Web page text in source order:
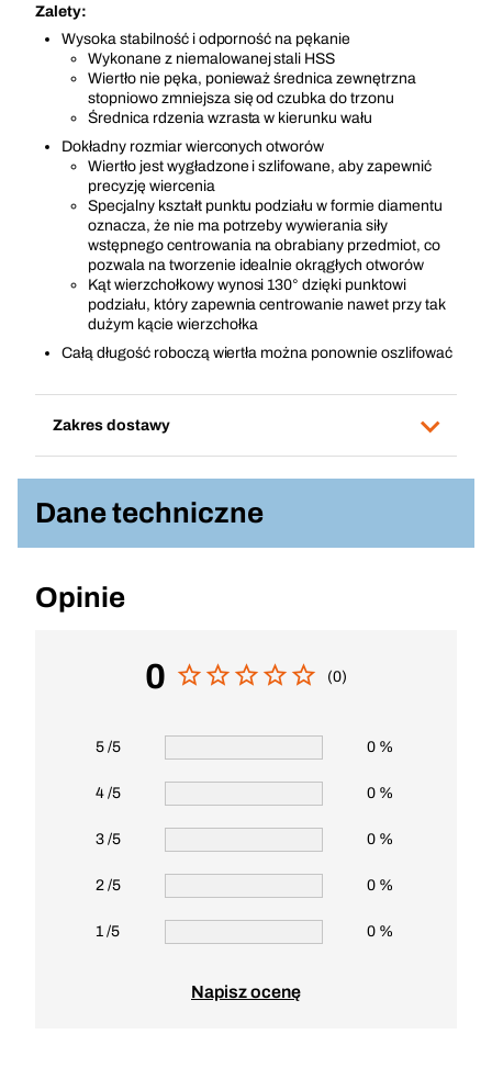
Zalety:
Wysoka stabilność i odporność na pękanie
Wykonane z niemalowanej stali HSS
Wiertło nie pęka, ponieważ średnica zewnętrzna
stopniowo zmniejsza się od czubka do trzonu
Średnica rdzenia wzrasta w kierunku wału
Dokładny rozmiar wierconych otworów
Wiertło jest wygładzone i szlifowane, aby zapewnić
precyzję wiercenia
Specjalny kształt punktu podziału w formie diamentu
oznacza, że nie ma potrzeby wywierania siły
wstępnego centrowania na obrabiany przedmiot, co
pozwala na tworzenie idealnie okrągłych otworów
Kąt wierzchołkowy wynosi 130° dzięki punktowi
podziału, który zapewnia centrowanie nawet przy tak
dużym kącie wierzchołka
Całą długość roboczą wiertła można ponownie oszlifować
Zakres dostawy
Dane techniczne
Opinie
0 (0)
5 /5 0 %
4 /5 0 %
3 /5 0 %
2 /5 0 %
1 /5 0 %
Napisz ocenę